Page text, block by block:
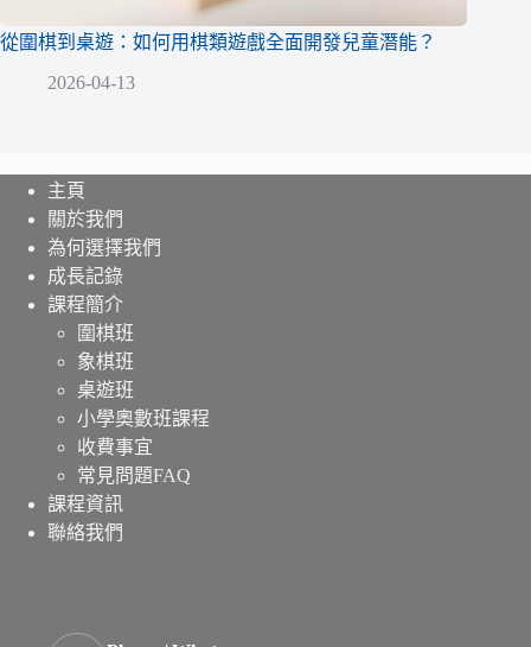
從圍棋到桌遊：如何用棋類遊戲全面開發兒童潛能？
2026-04-13
主頁
關於我們
為何選擇我們
成長記錄
課程簡介
圍棋班
象棋班
桌遊班
小學奧數班課程
收費事宜
常見問題FAQ
課程資訊
聯絡我們